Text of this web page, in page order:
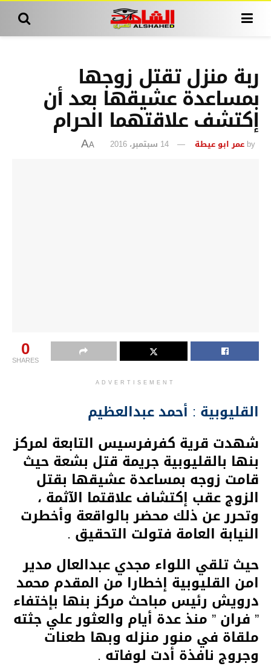
ربة منزل تقتل زوجها
بمساعدة عشيقها بعد أن
إكتشف علاقتهما الحرام
by عمر ابو عيطة 14 سبتمبر، 2016 A
A
0
SHARES
ADVERTISEMENT
القليوبية : أحمد عبدالعظيم
شهدت قرية كفرفرسيس التابعة لمركز
بنها بالقليوبية جريمة قتل بشعة حيث
قامت زوجه بمساعدة عشيقها بقتل
الزوج عقب إكتشاف علاقتما الآثمة ،
وتحرر عن ذلك محضر بالواقعة وأخطرت
النيابة العامة فتولت التحقيق .
حيث تلقي اللواء مجدي عبدالعال مدير
امن القليوبية إخطارا من المقدم محمد
درويش رئيس مباحث مركز بنها بإختفاء
” فران ” منذ عدة أيام والعثور علي جثته
ملقاة في منور منزله وبها طعنات
وجروج نافذة أدت لوفاته .